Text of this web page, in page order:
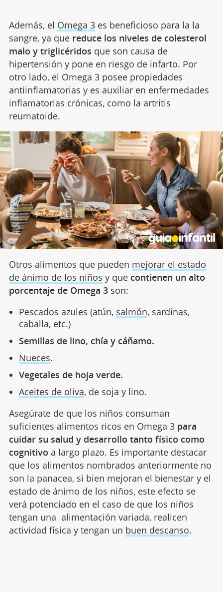
Además, el Omega 3es beneficioso para la la
sangre, ya que reduce los niveles de colesterol
malo y triglicéridos que son causa de
hipertensión y pone en riesgo de infarto. Por
otro lado, el Omega 3 posee propiedades
antiinflamatorias y es auxiliar en enfermedades
inflamatorias crónicas, como la artritis
reumatoide.
Otros alimentos que pueden mejorar el estado
de ánimo de los niños y que contienen un alto
porcentaje de Omega 3son:
Pescados azules (atún, salmón, sardinas,
caballa, etc.)
Semillas de lino, chía y cáñamo.
Nueces.
Vegetales de hoja verde.
Aceites de oliva, de soja y lino.
Asegúrate de que los niños consuman
suficientes alimentos ricos en Omega 3 para
cuidar su salud y desarrollo tanto físico como
cognitivo a largo plazo. Es importante destacar
que los alimentos nombrados anteriormente no
son la panacea, si bien mejoran el bienestar y el
estado de ánimo de los niños, este efecto se
verá potenciado en el caso de que los niños
tengan una alimentación variada, realicen
actividad física y tengan un buen descanso.